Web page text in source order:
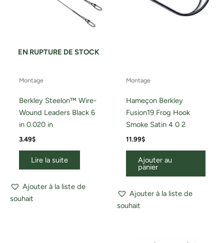
EN RUPTURE DE STOCK
Montage
Berkley Steelon™ Wire-
Wound Leaders Black 6
in 0.020 in
3.49$
Lire la suite
Ajouter à la liste de
souhait
Montage
Hameçon Berkley
Fusion19 Frog Hook
Smoke Satin 4 0 2
11.99$
Ajouter au
panier
Ajouter à la liste de
souhait